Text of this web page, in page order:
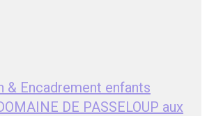
& Encadrement enfants
DE PASSELOUP aux